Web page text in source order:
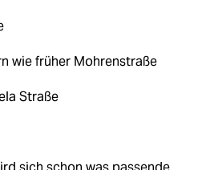
wie früher Mohrenstraße
Straße